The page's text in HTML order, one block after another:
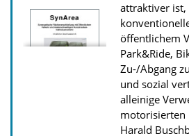
P
u
b
l
i
k
a
attraktiver ist,
öffentlichem
Park&Ride,
Zu-/Abgang
und sozial
alleinige
motorisierten
Harald